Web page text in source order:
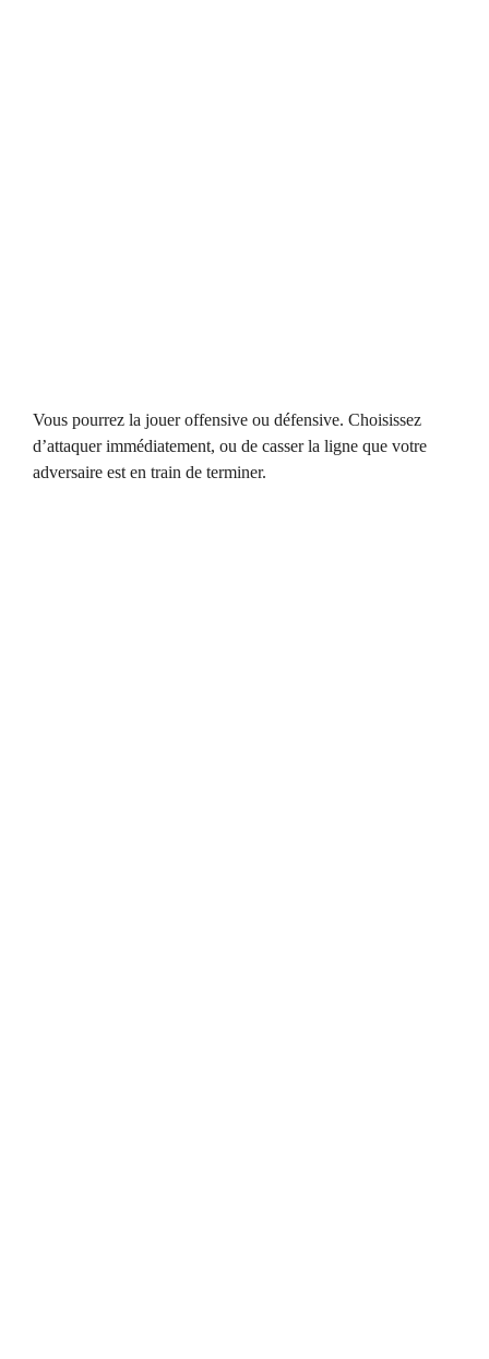
Vous pourrez la jouer offensive ou défensive. Choisissez
d’attaquer immédiatement, ou de casser la ligne que votre
adversaire est en train de terminer.